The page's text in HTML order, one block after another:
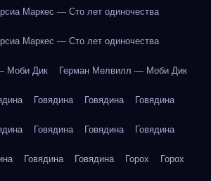
Маркес — Сто лет одиночества
Маркес — Сто лет одиночества
Моби Дик Герман Мелвилл — Моби Дик
Говядина Говядина Говядина
Говядина Говядина Говядина
Говядина Говядина Горох Горох